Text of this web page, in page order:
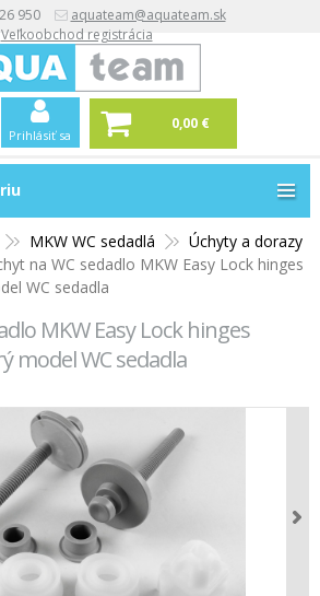
950
aquateam@aquateam.sk
Veľkoobchod registrácia
Prihlásiť sa
0,00 €
MKW WC sedadlá
Úchyty a dorazy
na WC sedadlo MKW Easy Lock hinges
WC sedadla
MKW Easy Lock hinges
model WC sedadla